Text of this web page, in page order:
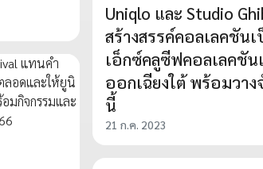
Uniqlo และ Studio
สร้างสรรค์คอลเลคชัน
เอ็กซ์คลูซีฟคอลเลคชัน
ออกเฉียงใต้ พร้อมวา
นี้
21 ก.ค. 2023